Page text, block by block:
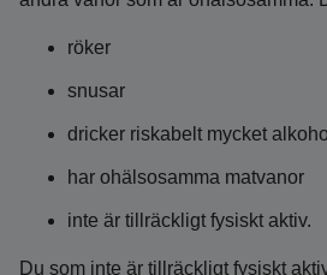
röker
snusar
dricker riskabelt mycket alkohol
har ohälsosamma matvanor
inte är tillräckligt fysiskt aktiv.
Du som inte är tillräckligt fysiskt